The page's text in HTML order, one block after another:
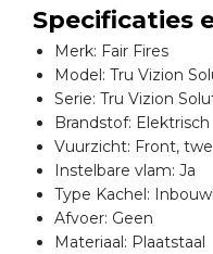
Specificaties
Merk: Fair
Model: Tru Vizion
Serie: Tru Vizion
Brandstof: Elektrisch
Vuurzicht: Front,
Instelbare vlam: Ja
Type Kachel:
Afvoer: Geen
Materiaal: Plaatstaal